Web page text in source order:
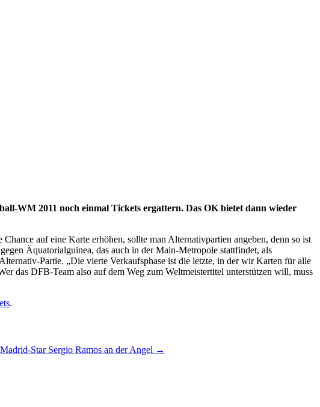
WM 2011 noch einmal Tickets ergattern. Das OK bietet dann wieder
Chance auf eine Karte erhöhen, sollte man Alternativpartien angeben, denn so ist
Äquatorialguinea, das auch in der Main-Metropole stattfindet, als
Partie. „Die vierte Verkaufsphase ist die letzte, in der wir Karten für alle
das DFB-Team also auf dem Weg zum Weltmeistertitel unterstützen will, muss
.
Star Sergio Ramos an der Angel →